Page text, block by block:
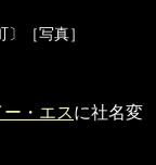
〕［写真］
・エスに社名変